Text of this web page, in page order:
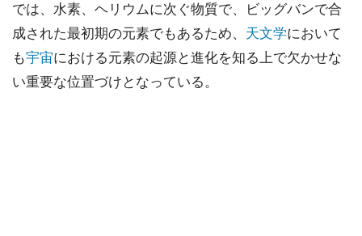
では、水素、ヘリウムに次ぐ物質で、ビッグバンで合
成された最初期の元素でもあるため、 天文学において
も宇宙における元素の起源と進化を知る上で欠かせな
い重要な位置づけとなっている。